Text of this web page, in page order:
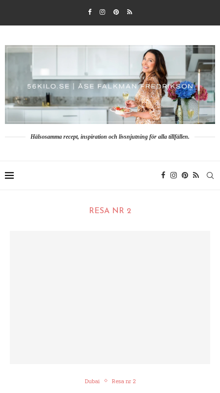
Hälsosamma recept, inspiration och livsnjutning för alla tillfällen.
RESA NR 2
Dubai Resa nr 2